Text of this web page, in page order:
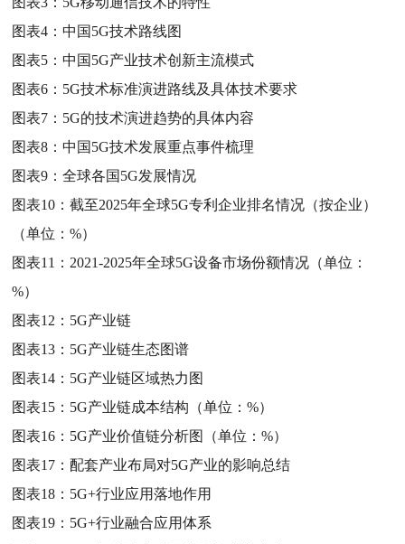
图表4：中国5G技术路线图
图表5：中国5G产业技术创新主流模式
图表6： 5G技术标准演进路线及具体技术要求
图表7： 5G的技术演进趋势的具体内容
图表8：中国5G技术发展重点事件梳理
图表9：全球各国5G发展情况
图表10：截至2025年全球5G专利企业排名情况（按企业）
（单位：%）
图表11： 2021-2025年全球5G设备市场份额情况（单位：
%）
图表12： 5G产业链
图表13： 5G产业链生态图谱
图表14： 5G产业链区域热力图
图表15： 5G产业链成本结构（单位：%）
图表16： 5G产业价值链分析图（单位：%）
图表17：配套产业布局对5G产业的影响总结
图表18： 5G+行业应用落地作用
图表19： 5G+行业融合应用体系